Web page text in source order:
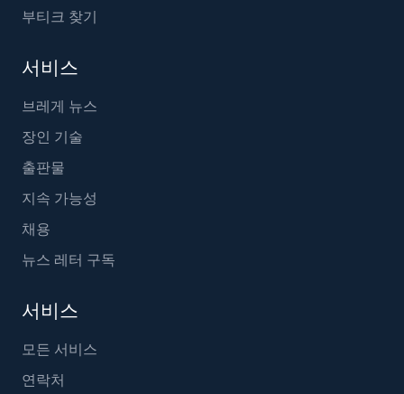
부티크 찾기
서비스
브레게 뉴스
장인 기술
출판물
지속 가능성
채용
뉴스 레터 구독
서비스
모든 서비스
연락처